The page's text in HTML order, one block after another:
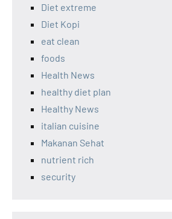
Diet extreme
Diet Kopi
eat clean
foods
Health News
healthy diet plan
Healthy News
italian cuisine
Makanan Sehat
nutrient rich
security